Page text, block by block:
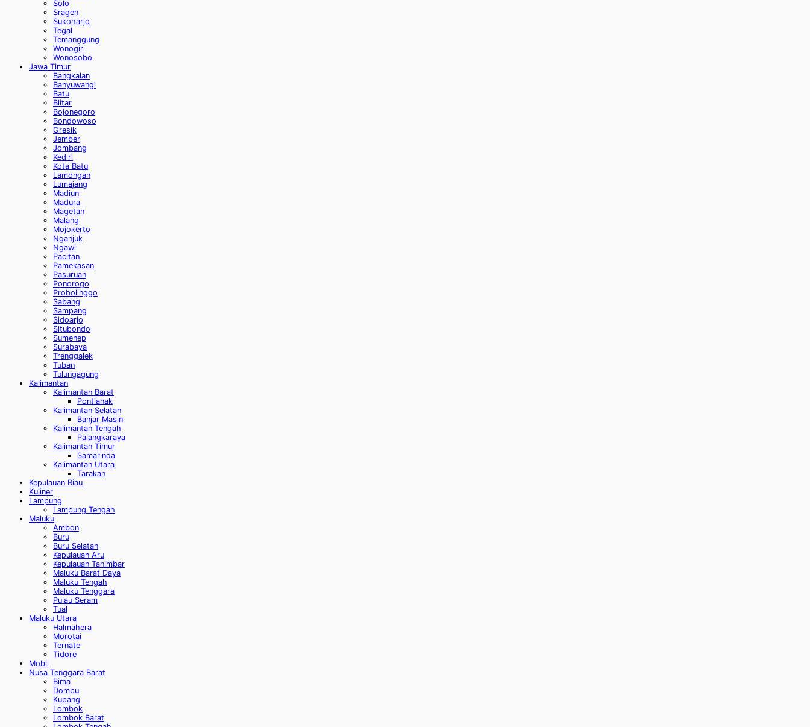
Solo
Sragen
Sukoharjo
Tegal
Temanggung
Wonogiri
Wonosobo
Jawa Timur
Bangkalan
Banyuwangi
Batu
Blitar
Bojonegoro
Bondowoso
Gresik
Jember
Jombang
Kediri
Kota Batu
Lamongan
Lumajang
Madiun
Madura
Magetan
Malang
Mojokerto
Nganjuk
Ngawi
Pacitan
Pamekasan
Pasuruan
Ponorogo
Probolinggo
Sabang
Sampang
Sidoarjo
Situbondo
Sumenep
Surabaya
Trenggalek
Tuban
Tulungagung
Kalimantan
Kalimantan Barat
Pontianak
Kalimantan Selatan
Banjar Masin
Kalimantan Tengah
Palangkaraya
Kalimantan Timur
Samarinda
Kalimantan Utara
Tarakan
Kepulauan Riau
Kuliner
Lampung
Lampung Tengah
Maluku
Ambon
Buru
Buru Selatan
Kepulauan Aru
Kepulauan Tanimbar
Maluku Barat Daya
Maluku Tengah
Maluku Tenggara
Pulau Seram
Tual
Maluku Utara
Halmahera
Morotai
Ternate
Tidore
Mobil
Nusa Tenggara Barat
Bima
Dompu
Kupang
Lombok
Lombok Barat